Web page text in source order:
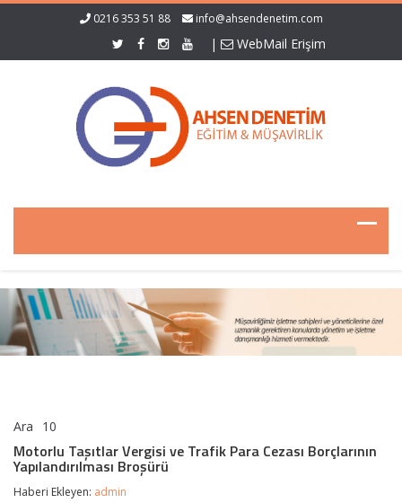
0216 353 51 88 info@ahsendenetim.com
| WebMail Erişim
Ara 10
Vergisi
ve
Trafik
Motorlu Taşıtlar Vergisi ve Trafik Para Cezası Borçlarının
Yapılandırılması Broşürü
Haberi Ekleyen: admin